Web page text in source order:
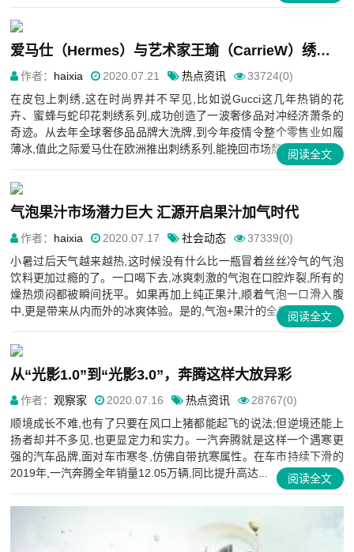
爱马仕（Hermes）与艺术家王瑜（CarrieW）绣制中国风
作者： haixia 2020.07.21 热点资讯
33724(0)
在皮包上刺绣,这在时尚界并不罕见,比如说Gucci这几年热销的花
卉、蜜蜂与蛇印花刺绣系列,成功创造了一波奢侈品对冲经济萧条的
奇迹。从去年全球奢侈品品牌大洗牌,到今年疫情令整个零售业如履
薄冰,值此之际爱马仕在欧洲推出刺绣系列,能挽回市场颓势吗...
阅读全文
气泡果汁市场潜力巨大 汇源开启果汁加气时代
作者： haixia 2020.07.17 社会动态
37339(0)
小暑过后天气越来越热,这时候没有什么比一瓶冒着丝丝冷气的气泡
饮料更加过瘾的了。一口喝下去,冰爽刺激的气泡在口腔炸裂,所有的
燥热烦闷都被瞬间抚平。如果再加上纯正果汁,顺着气泡一口滑入腹
中,更是带来从内而外的冰爽体验。是的,气泡+果汁的全新...阅读全文
从“光影1.0”到“光影3.0”，奔腾这样大放异彩
作者：观察家 2020.07.16 热点资讯
28767(0)
顺境成长不难,也有了只要在风口上猪都能起飞的说法;但逆境还能上
扬者却并不多见,也更显定力和实力。一汽奔腾就是这样一个遇寒更
强的汽车品牌,面对车市寒冬,仿佛自带抗寒属性。在车市持续下滑的
2019年,一汽奔腾全年销量12.05万辆,同比提升高达...
阅读全文